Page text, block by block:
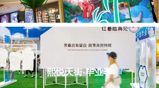
熙悦天街·毕业季